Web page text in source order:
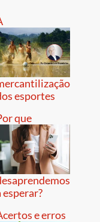
esportes
que
esperar?
e erros